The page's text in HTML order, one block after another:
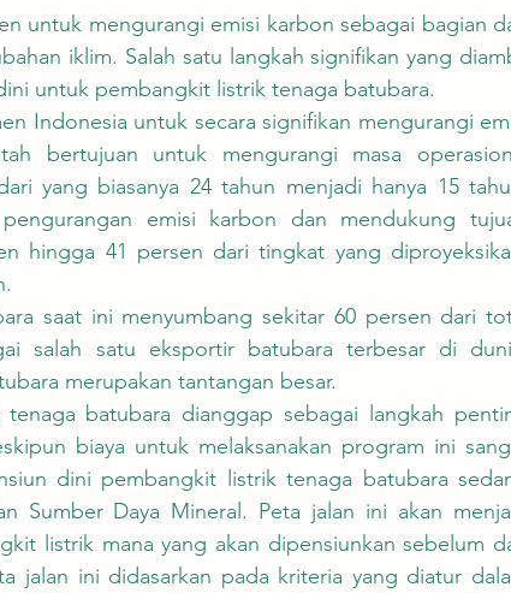
iklim. Salah satu langkah signifikan yang
untuk pembangkit listrik tenaga batubara.
bertujuan untuk mengurangi masa
yang biasanya 24 tahun menjadi hanya 15
emisi karbon dan mendukung
hingga 41 persen dari tingkat yang
salah satu eksportir batubara terbesar di
merupakan tantangan besar.
biaya untuk melaksanakan program ini
dini pembangkit listrik tenaga batubara
Sumber Daya Mineral. Peta jalan ini akan
listrik mana yang akan dipensiunkan sebelum
jalan ini didasarkan pada kriteria yang diatur